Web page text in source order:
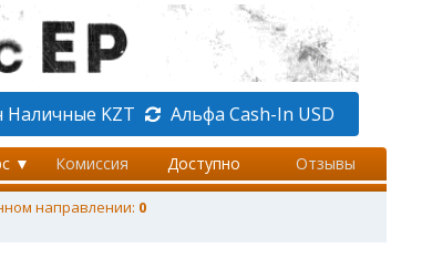
KZT Альфа Cash-In USD
▼ Комиссия Доступно Отзывы
направлении: 0